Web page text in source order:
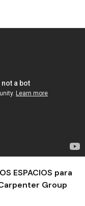
ESPACIOS para
Group